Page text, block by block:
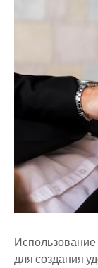
для создания